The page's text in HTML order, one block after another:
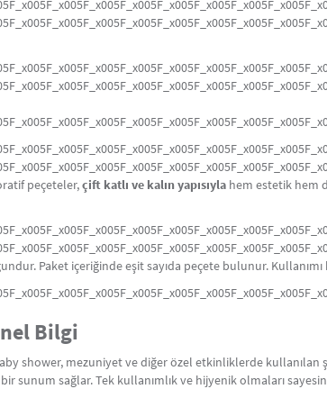
peçeteler,çift katlı ve kalın yapısıyla hem estetik hem
Paket içeriğinde eşit sayıda peçete bulunur.
Bilgi
shower, mezuniyet ve diğer özel etkinliklerde kullanılan
sunum sağlar. Tek kullanımlık ve hijyenik olmaları